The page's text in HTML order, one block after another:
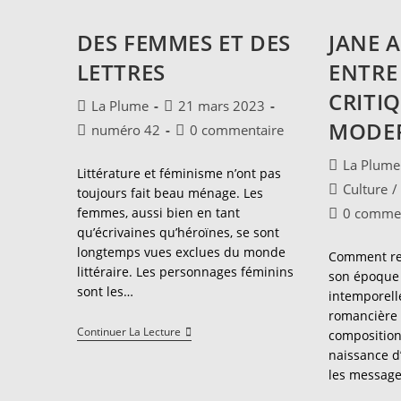
DES FEMMES ET DES
LETTRES
Auteur/autrice
de
La Plume
Publication
publiée :
21 mars 2023
Postnuméro 42
Commentaires
la
publication :
0 commentaire
Littérature et féminisme n’ont pas
toujours fait beau ménage. Les
femmes, aussi bien en tant
qu’écrivaines qu’héroïnes, se sont
longtemps vues exclues du monde
littéraire. Les personnages féminins
sont les…
Continuer La LectureDes
Femmes
JANE
Auteur/
de
publication
La Plume
Post
category:
Culture /
la
publication
0
Comment
son
naissance
les